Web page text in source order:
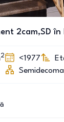
2cam,SD în
2 <1977